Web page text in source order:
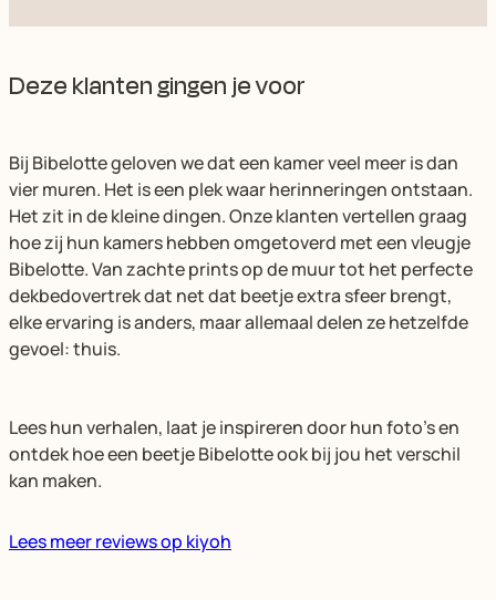
Deze klanten gingen je voor
Bij Bibelotte geloven we dat een kamer veel meer is dan
vier muren. Het is een plek waar herinneringen ontstaan.
Het zit in de kleine dingen. Onze klanten vertellen graag
hoe zij hun kamers hebben omgetoverd met een vleugje
Bibelotte. Van zachte prints op de muur tot het perfecte
dekbedovertrek dat net dat beetje extra sfeer brengt,
elke ervaring is anders, maar allemaal delen ze hetzelfde
gevoel: thuis.
Lees hun verhalen, laat je inspireren door hun foto’s en
ontdek hoe een beetje Bibelotte ook bij jou het verschil
kan maken.
Lees meer reviews op kiyoh